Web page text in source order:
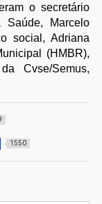
o secretário
Marcelo
social, Adriana
(HMBR),
Cvse/Semus,
1550